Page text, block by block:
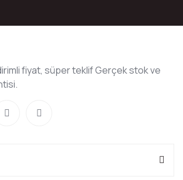
fiyat, süper teklif Gerçek stok ve